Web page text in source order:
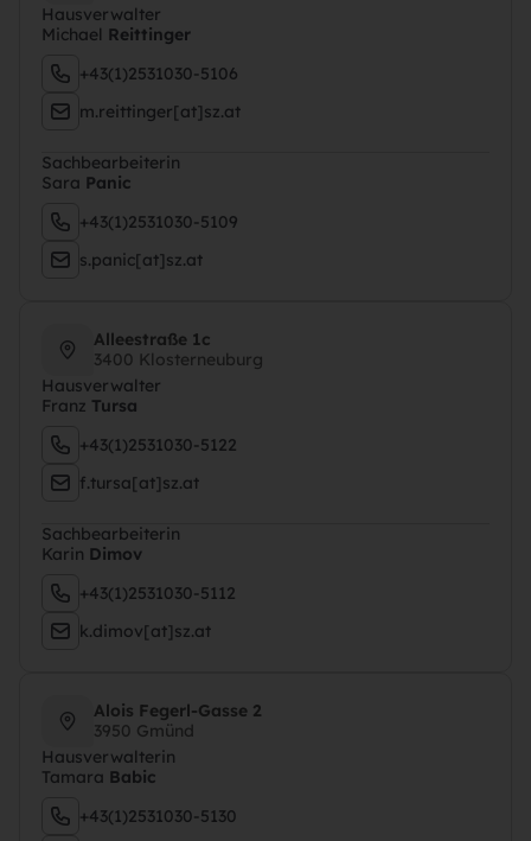
Hausverwalter
Michael Reittinger
+43(1)2531030-5106
m.reittinger[at]sz.at
Sachbearbeiterin
Sara Panic
+43(1)2531030-5109
s.panic[at]sz.at
Alleestraße 1c
3400 Klosterneuburg
Hausverwalter
Franz Tursa
+43(1)2531030-5122
f.tursa[at]sz.at
Sachbearbeiterin
Karin Dimov
+43(1)2531030-5112
k.dimov[at]sz.at
Alois Fegerl-Gasse 2
3950 Gmünd
Hausverwalterin
Tamara Babic
+43(1)2531030-5130